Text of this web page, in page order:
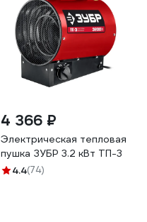
4 366 ₽
Электрическая тепловая
пушка ЗУБР 3.2 кВт ТП-3
4.4(74)